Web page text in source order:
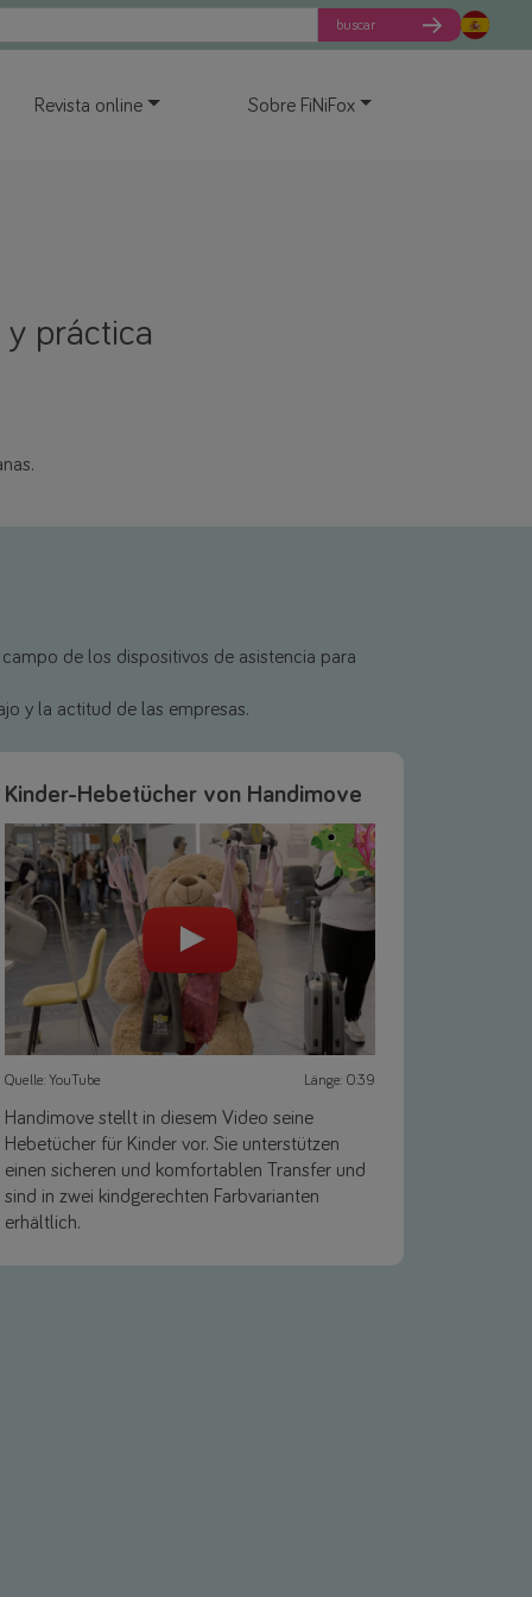
buscar
Revista online Sobre FiNiFox
práctica
de los dispositivos de asistencia para
y la actitud de las empresas.
Kinder-Hebetücher von Handimove
Quelle: YouTube Länge: 0:39
Handimove stellt in diesem Video seine
Hebetücher für Kinder vor. Sie unterstützen
einen sicheren und komfortablen Transfer und
sind in zwei kindgerechten Farbvarianten
erhältlich.